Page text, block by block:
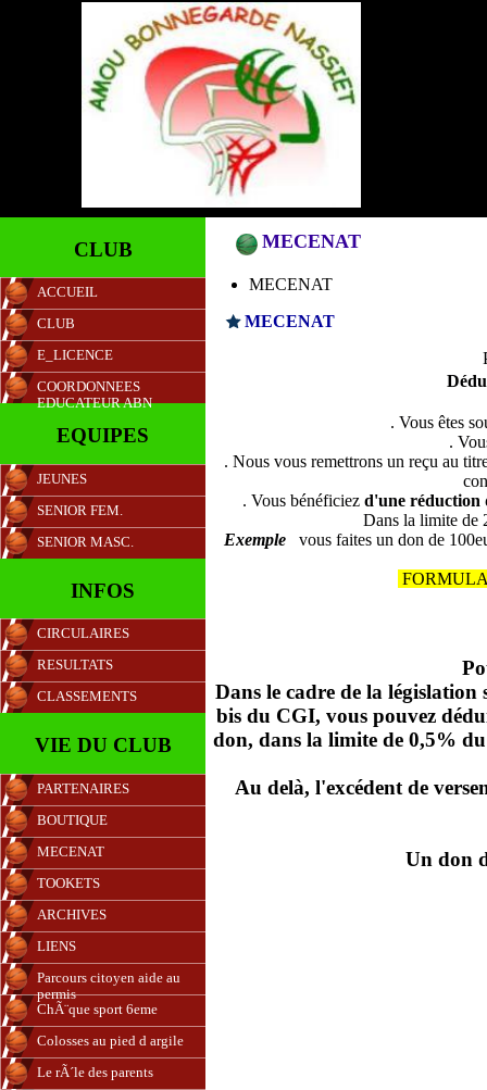
CLUB
ACCUEIL
CLUB
E_LICENCE
COORDONNEES
EDUCATEUR ABN
EQUIPES
JEUNES
SENIOR FEM.
SENIOR MASC.
INFOS
CIRCULAIRES
RESULTATS
CLASSEMENTS
VIE DU CLUB
PARTENAIRES
BOUTIQUE
MECENAT
TOOKETS
ARCHIVES
LIENS
Parcours citoyen aide au
permis
ChÃ¨que sport 6eme
Colosses au pied d argile
Le rÃ´le des parents
MECENAT
MECENAT
MECENAT
. Vous êtes
.
. Nous vous remettrons un reçu au
. Vous bénéficiez d'une réduction
Dans la limite de
Exemple vous faites un don de
Dans le cadre de la législation
bis du CGI, vous pouvez
don, dans la limite de 0,5%
Au delà, l'excédent de
Un don